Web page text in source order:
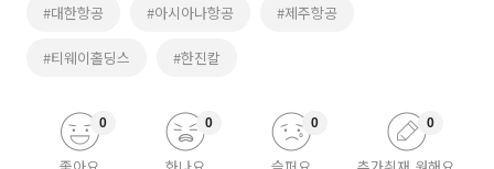
#대한항공 #아시아나항공 #제주항공
#티웨이홀딩스 #한진칼
0 0 0 0